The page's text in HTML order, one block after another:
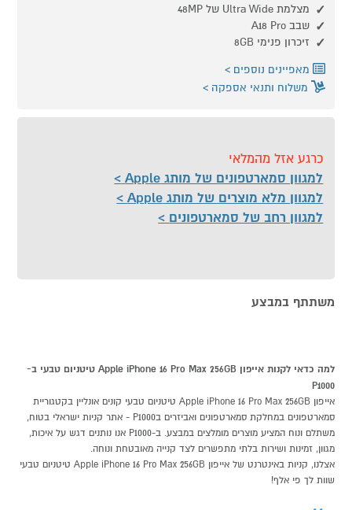
מצלמת Ultra Wide של 48MP
שבב A18 Pro
זיכרון פנימי 8GB
מאפיינים נוספים
משלוח ותנאי אספקה
כרגע אזל מהמלאי
למגוון סמארטפונים של מותג Apple
למגוון מלא מוצרים של מותג Apple
למגוון רחב של סמארטפונים
משתתף במבצע
למה כדאי לקנות אייפון Apple iPhone 16 Pro Max 256GB טיטניום טבעי ב-
P1000
אייפון Apple iPhone 16 Pro Max 256GB טיטניום טבעי קונים אונליין בקטגוריית
סמארטפונים במחלקת סמארטפונים ואביזרים בP1000 - אתר קניות ישראלי בטוח,
משתלם ונוח המציע מוצרים מומלצים במבצע. ב-P1000 אנו נותנים דגש על איכות,
מגוון, זמינות ושירות בלתי מתפשרים לצד קנייה מאובטחת ונוחה.
אצלנו, קניות באינטרנט של אייפון Apple iPhone 16 Pro Max 256GB טיטניום טבעי
שוות לך פי אלף!